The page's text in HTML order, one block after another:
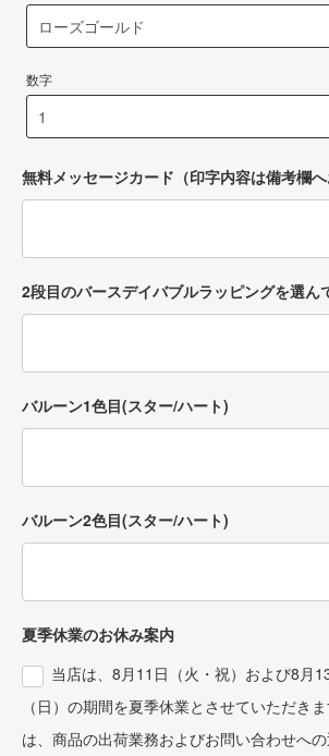
数字
無料メッセージカード（印字内容は備考欄へ
2段目のバースデイバブルラッピングを選ん
バルーン1色目(スター/ハート)
バルーン2色目(スター/ハート)
夏季休業のお休み案内
当店は、8月11日（火・祝）および8月
（日）の期間を夏季休業とさせていただき
は、商品の出荷業務およびお問い合わせへ